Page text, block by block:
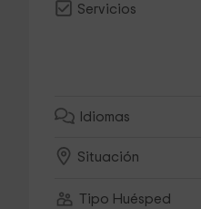
Servicios
Idiomas
Situación
Tipo Huésped